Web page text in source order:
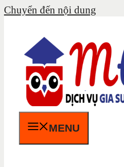
Chuyển đến nội dung
MENU